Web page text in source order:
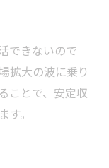
できないので
拡大の波に乗り
ことで、安定収
。